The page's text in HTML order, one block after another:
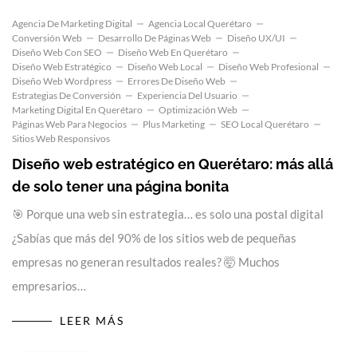
Agencia De Marketing Digital
Agencia Local Querétaro
Conversión Web
Desarrollo De Páginas Web
Diseño UX/UI
Diseño Web Con SEO
Diseño Web En Querétaro
Diseño Web Estratégico
Diseño Web Local
Diseño Web Profesional
Diseño Web Wordpress
Errores De Diseño Web
Estrategias De Conversión
Experiencia Del Usuario
Marketing Digital En Querétaro
Optimización Web
Páginas Web Para Negocios
Plus Marketing
SEO Local Querétaro
Sitios Web Responsivos
Diseño web estratégico en Querétaro: más allá
de solo tener una página bonita
🎯 Porque una web sin estrategia… es solo una postal digital
¿Sabías que más del 90% de los sitios web de pequeñas
empresas no generan resultados reales? 🤯 Muchos
empresarios…
LEER MÁS